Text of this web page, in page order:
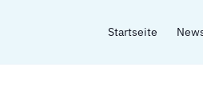
Startseite